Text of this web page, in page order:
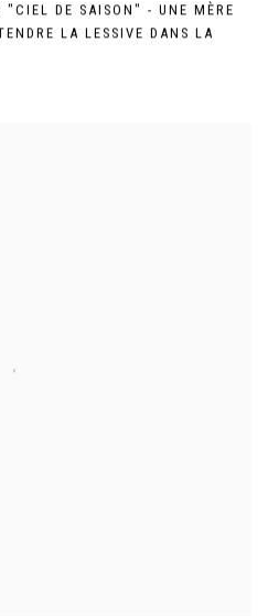
"CIEL DE SAISON" - UNE MÈRE
LA LESSIVE DANS LA